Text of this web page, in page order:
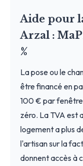
Aide pour
Arzal :
%
La pose ou le
être financé en
100 € par
zéro. La TVA est
logement a plus
l'artisan sur la
donnent accès à